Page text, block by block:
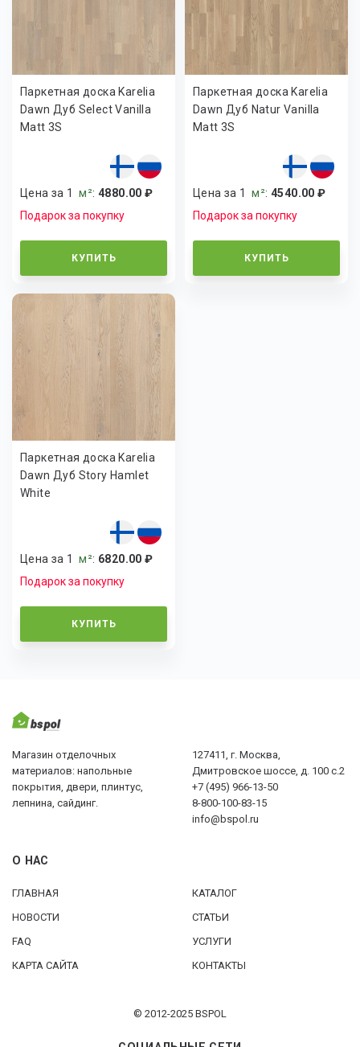
Паркетная доска Karelia
Dawn Дуб Select Vanilla
Matt 3S
Цена за 1м²:4880.00 ₽
Подарок за покупку
КУПИТЬ
Паркетная доска Karelia
Dawn Дуб Natur Vanilla
Matt 3S
Цена за 1м²:4540.00 ₽
Подарок за покупку
КУПИТЬ
Паркетная доска Karelia
Dawn Дуб Story Hamlet
White
Цена за 1м²: 6820.00 ₽
Подарок за покупку
КУПИТЬ
Магазин отделочных
материалов: напольные
покрытия, двери, плинтус,
лепнина, сайдинг.
127411, г. Москва,
Дмитровское шоссе, д. 100 с.2
+7 (495) 966-13-50
8-800-100-83-15
info@bspol.ru
О НАС
ГЛАВНАЯ
КАТАЛОГ
НОВОСТИ
СТАТЬИ
FAQ
УСЛУГИ
КАРТА САЙТА
КОНТАКТЫ
© 2012-2025 BSPOL